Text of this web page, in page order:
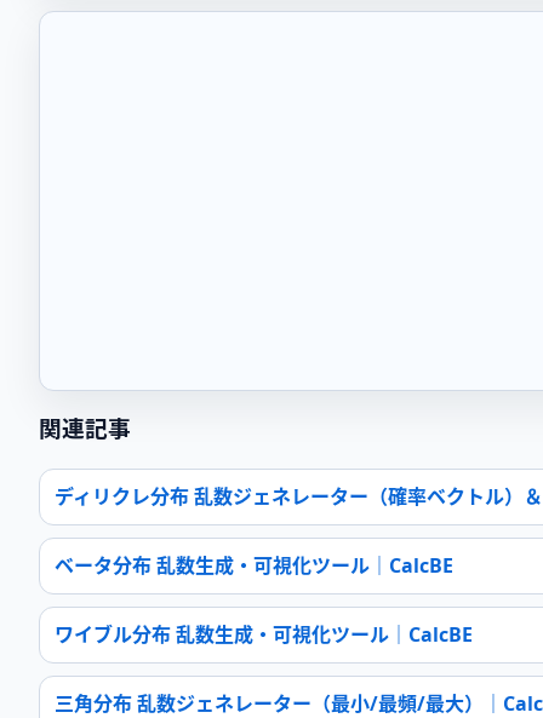
関連記事
ディリクレ分布 乱数ジェネレーター（確率ベクトル）
ベータ分布 乱数生成・可視化ツール｜CalcBE
ワイブル分布 乱数生成・可視化ツール｜CalcBE
三角分布 乱数ジェネレーター（最小/最頻/最大）｜